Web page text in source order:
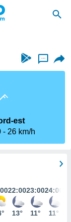
...
est
26 km/h
22:00
13°
23:00
11°
24:00
11°